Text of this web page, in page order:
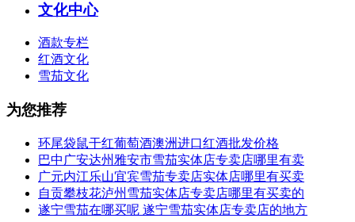
文化中心
酒款专栏
红酒文化
雪茄文化
为您推荐
环尾袋鼠干红葡萄酒澳洲进口红酒批发价格
巴中广安达州雅安市雪茄实体店专卖店哪里有卖
广元内江乐山宜宾雪茄专卖店实体店哪里有买卖
自贡攀枝花泸州雪茄实体店专卖店哪里有买卖的
遂宁雪茄在哪买呢 遂宁雪茄实体店专卖店的地方